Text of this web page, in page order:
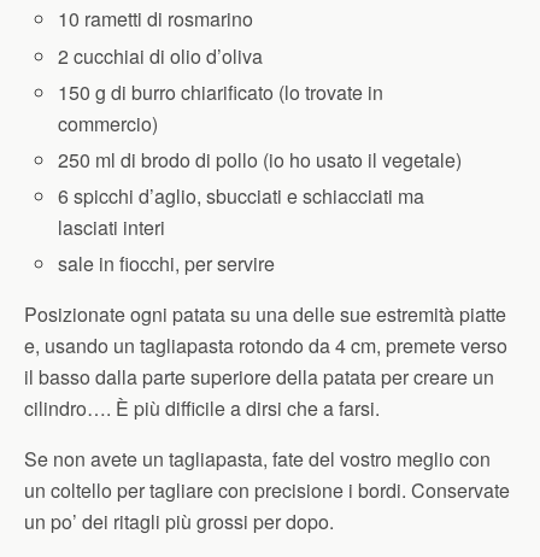
10 rametti di rosmarino
2 cucchiai di olio d’oliva
150 g di burro chiarificato (lo trovate in
commercio)
250 ml di brodo di pollo (io ho usato il vegetale)
6 spicchi d’aglio, sbucciati e schiacciati ma
lasciati interi
sale in fiocchi, per servire
Posizionate ogni patata su una delle sue estremità piatte
e, usando un tagliapasta rotondo da 4 cm, premete verso
il basso dalla parte superiore della patata per creare un
cilindro…. È più difficile a dirsi che a farsi.
Se non avete un tagliapasta, fate del vostro meglio con
un coltello per tagliare con precisione i bordi. Conservate
un po’ dei ritagli più grossi per dopo.